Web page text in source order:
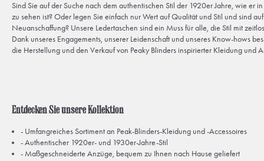
Sind Sie auf der Suche nach dem authentischen Stil der 1920er Jahre, wie er
zu sehen ist? Oder legen Sie einfach nur Wert auf Qualität und Stil und sind
Neuanschaffung? Unsere Ledertaschen sind ein Muss für alle, die Stil mit
Dank unseres Engagements, unserer Leidenschaft und unseres Know-hows
die Herstellung und den Verkauf von Peaky Blinders inspirierter Kleidung und
Entdecken Sie unsere Kollektion
- Umfangreiches Sortiment an Peak-Blinders-Kleidung und -Accessoires
- Authentischer 1920er- und 1930er-Jahre-Stil
- Maßgeschneiderte Anzüge, bequem zu Ihnen nach Hause geliefert